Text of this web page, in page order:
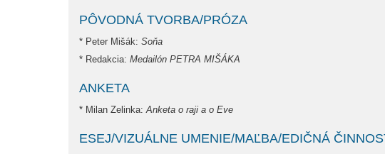
PÔVODNÁ TVORBA/PRÓZA
* Peter Mišák: Soňa
* Redakcia: Medailón PETRA MIŠÁKA
ANKETA
* Milan Zelinka:Anketa o raji a o Eve
ESEJ/VIZUÁLNE UMENIE/MAĽBA/EDIČNÁ